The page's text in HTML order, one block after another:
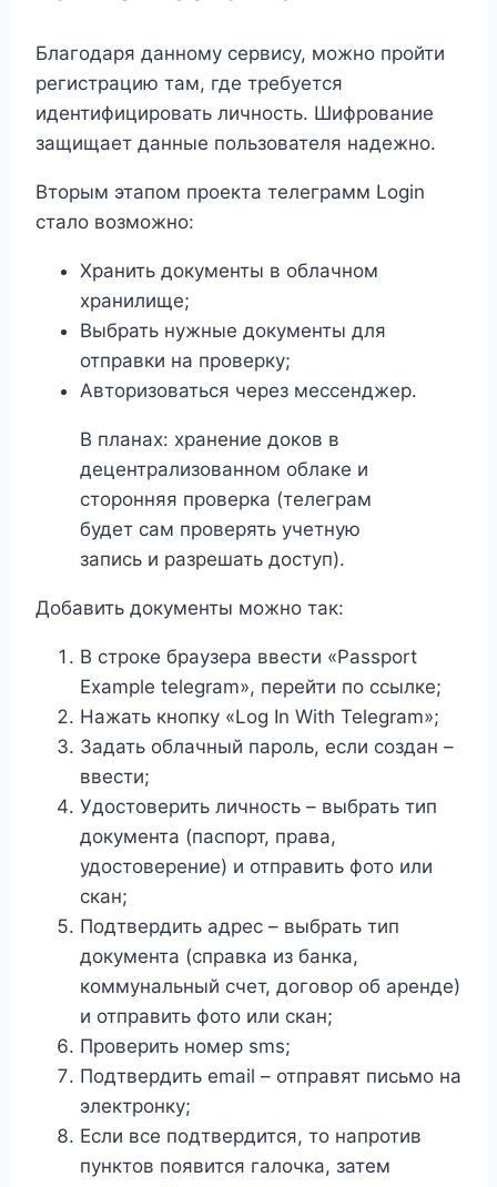
Благодаря данному сервису, можно пройти
регистрацию там, где требуется
идентифицировать личность. Шифрование
защищает данные пользователя надежно.
Вторым этапом проекта телеграмм Login
стало возможно:
Хранить документы в облачном
хранилище;
Выбрать нужные документы для
отправки на проверку;
Авторизоваться через мессенджер.
В планах: хранение доков в
децентрализованном облаке и
сторонняя проверка (телеграм
будет сам проверять учетную
запись и разрешать доступ).
Добавить документы можно так:
В строке браузера ввести «Passport
Example telegram», перейти по ссылке;
Нажать кнопку «Log In With Telegram»;
Задать облачный пароль, если создан –
ввести;
Удостоверить личность – выбрать тип
документа (паспорт, права,
удостоверение) и отправить фото или
скан;
Подтвердить адрес – выбрать тип
документа (справка из банка,
коммунальный счет, договор об аренде)
и отправить фото или скан;
Проверить номер sms;
Подтвердить email – отправят письмо на
электронку;
Если все подтвердится, то напротив
пунктов появится галочка, затем